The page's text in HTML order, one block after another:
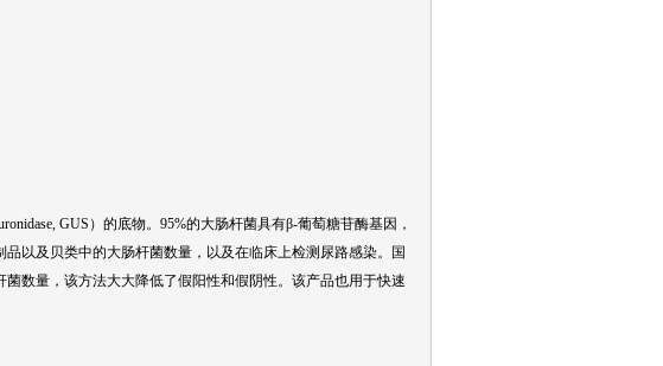
GUS）的底物。95%的大肠杆菌具有β-葡萄糖苷酶基因，
以及贝类中的大肠杆菌数量，以及在临床上检测尿路感染。国
数量，该方法大大降低了假阳性和假阴性。该产品也用于快速